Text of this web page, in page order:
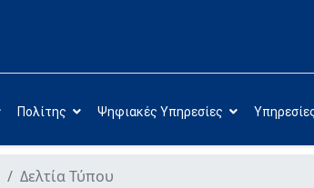
Πολίτης Ψηφιακές Υπηρεσίες
Δελτία Τύπου